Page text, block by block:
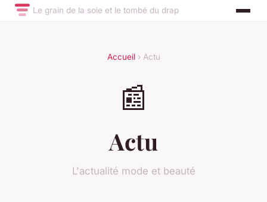
Le grain de la soie et le tombé du drap
Accueil› Actu
📰
Actu
L'actualité mode et beauté